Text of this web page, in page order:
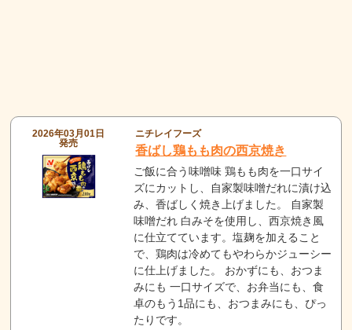
2026年03月01日
発売
ニチレイフーズ
香ばし鶏もも肉の西京焼き
ご飯に合う味噌味 鶏もも肉を一口サイ
ズにカットし、自家製味噌だれに漬け込
み、香ばしく焼き上げました。 自家製
味噌だれ 白みそを使用し、西京焼き風
に仕立てています。塩麹を加えること
で、鶏肉は冷めてもやわらかジューシー
に仕上げました。 おかずにも、おつま
みにも 一口サイズで、お弁当にも、食
卓のもう1品にも、おつまみにも、ぴっ
たりです。